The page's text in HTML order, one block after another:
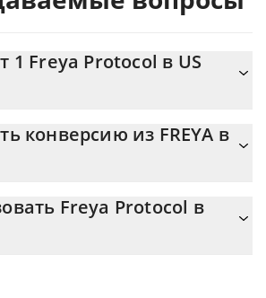
1 Freya Protocol в US
Protocol равно 0.0035638
конверсию из FREYA в
FREYA в USD, просто введя
соответствующее поле, и
Freya Protocol в